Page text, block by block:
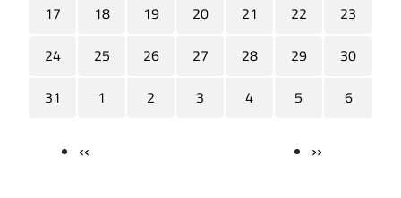
17
18 19 20 21 22
23
24
25 26 27 28 29
30
31
1 2 3 4 5 6
Paginazione
‹‹ ››